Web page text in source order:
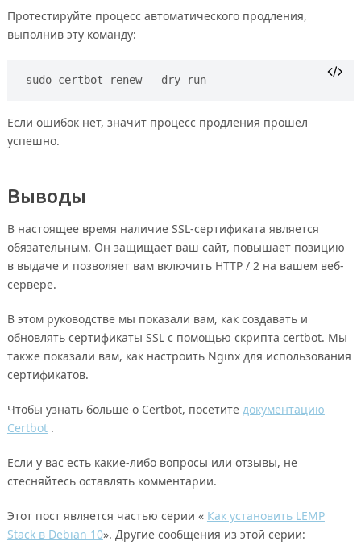
Протестируйте процесс автоматического продления,
выполнив эту команду:
sudo certbot renew --dry-run
Если ошибок нет, значит процесс продления прошел
успешно.
Выводы
В настоящее время наличие SSL-сертификата является
обязательным. Он защищает ваш сайт, повышает позицию
в выдаче и позволяет вам включить HTTP / 2 на вашем веб-
сервере.
В этом руководстве мы показали вам, как создавать и
обновлять сертификаты SSL с помощью скрипта certbot. Мы
также показали вам, как настроить Nginx для использования
сертификатов.
Чтобы узнать больше о Certbot, посетите документацию
Certbot.
Если у вас есть какие-либо вопросы или отзывы, не
стесняйтесь оставлять комментарии.
Этот пост является частью серии « Как установить LEMP
Stack в Debian 10». Другие сообщения из этой серии: